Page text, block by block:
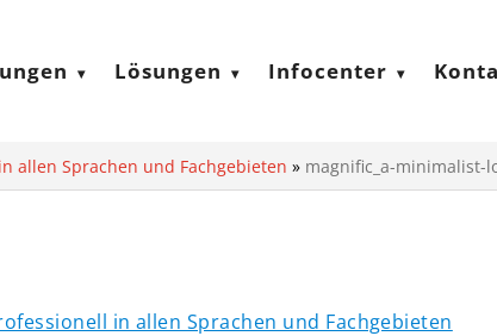
Lösungen Infocenter
allen Sprachen und Fachgebieten » magnific_a-minimalist-
in allen Sprachen und Fachgebieten